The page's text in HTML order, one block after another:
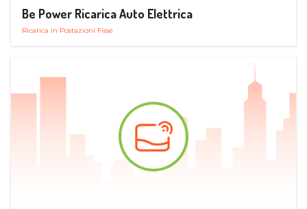
Be Power Ricarica Auto Elettrica
Ricarica in Postazioni Fisse